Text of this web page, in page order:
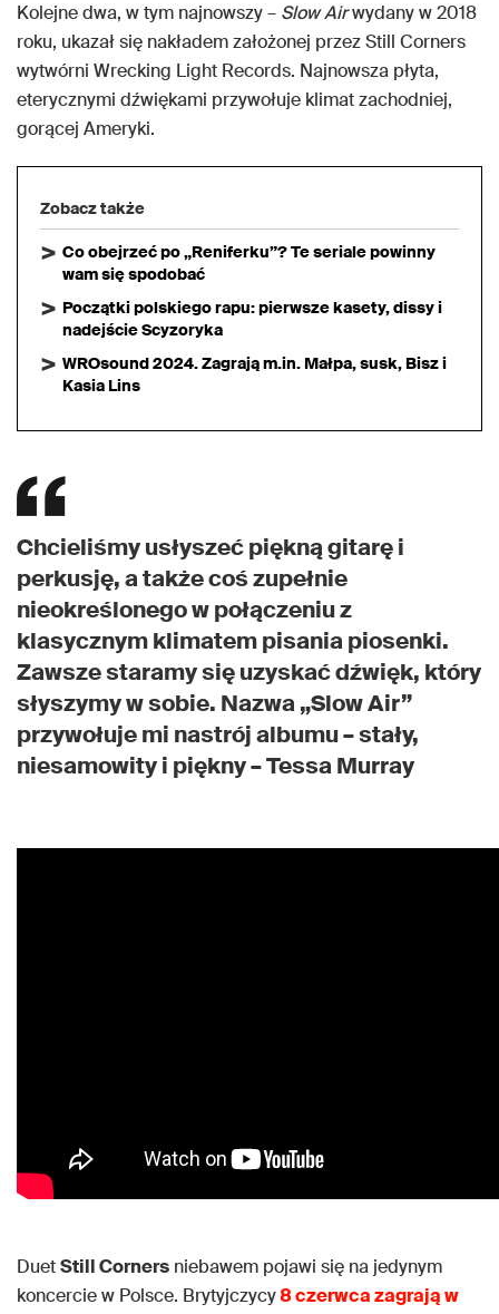
Kolejne dwa, w tym najnowszy – Slow Airwydany w 2018
roku, ukazał się nakładem założonej przez Still Corners
wytwórni Wrecking Light Records. Najnowsza płyta,
eterycznymi dźwiękami przywołuje klimat zachodniej,
gorącej Ameryki.
Zobacz także
Co obejrzeć po „Reniferku”? Te seriale powinny
wam się spodobać
Początki polskiego rapu: pierwsze kasety, dissy i
nadejście Scyzoryka
WROsound 2024. Zagrają m.in. Małpa, susk, Bisz i
Kasia Lins
Chcieliśmy usłyszeć piękną gitarę i
perkusję, a także coś zupełnie
nieokreślonego w połączeniu z
klasycznym klimatem pisania piosenki.
Zawsze staramy się uzyskać dźwięk, który
słyszymy w sobie. Nazwa „Slow Air”
przywołuje mi nastrój albumu – stały,
niesamowity i piękny – Tessa Murray
DuetStill Corners niebawem pojawi się na jedynym
koncercie w Polsce. Brytyjczycy8 czerwca zagrają w